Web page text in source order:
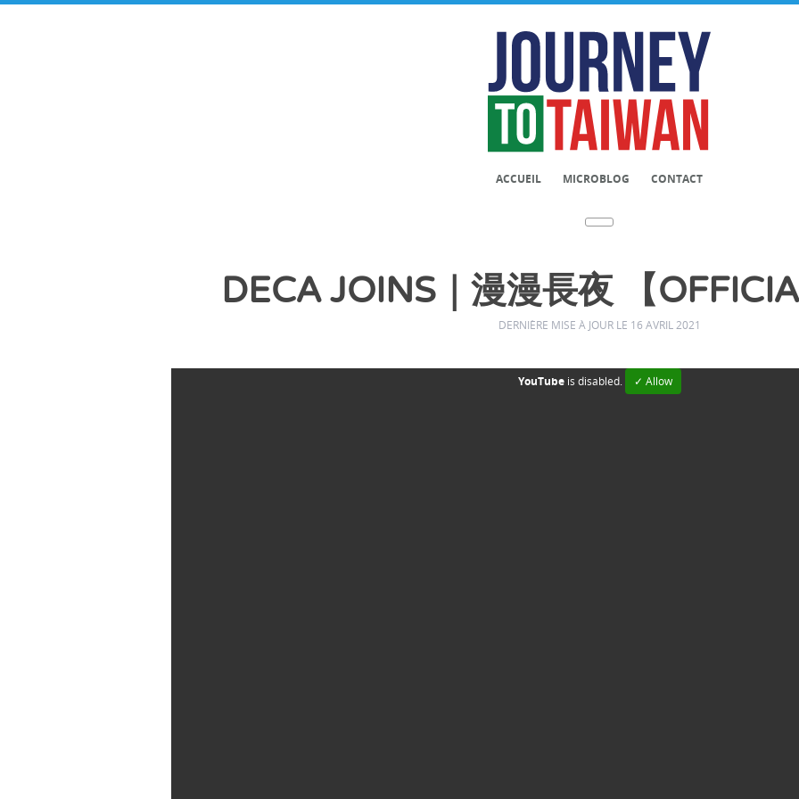
ACCUEIL MICROBLOG CONTACT
DECA JOINS｜漫漫長夜 【
DERNIÈRE MISE À JOUR LE 16 AVRIL 2021
YouTubeis disabled. ✓ Allow